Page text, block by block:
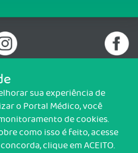
Fortaleza/CE - CEP: 60135-101
reservados.
sua experiência de
o Portal Médico, você
de cookies.
como isso é feito, acesse
clique em ACEITO.